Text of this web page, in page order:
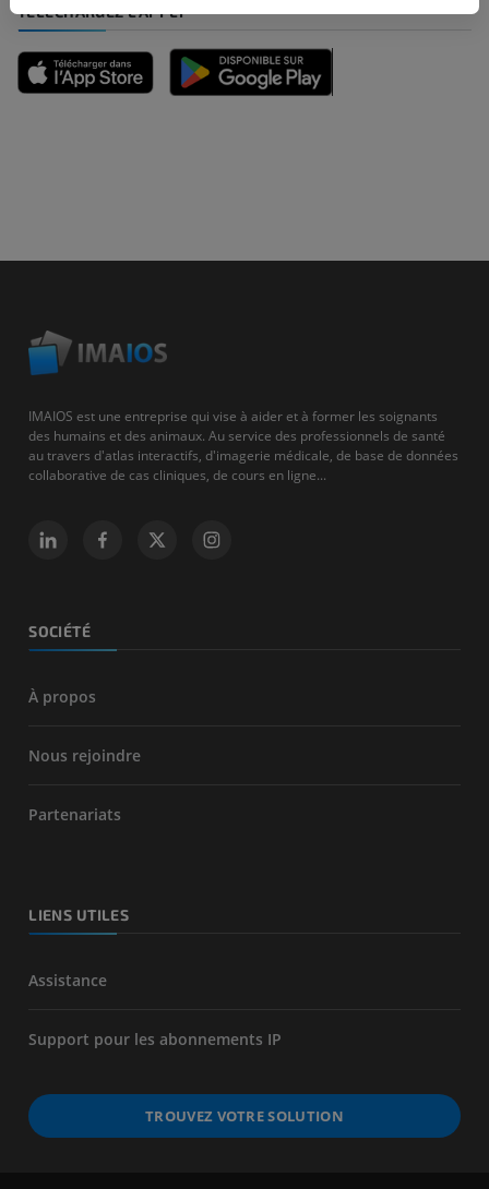
TÉLÉCHARGEZ L'APPLI
IMAIOS est une entreprise qui vise à aider et à former les soignants
des humains et des animaux. Au service des professionnels de santé
au travers d'atlas interactifs, d'imagerie médicale, de base de données
collaborative de cas cliniques, de cours en ligne...
SOCIÉTÉ
À propos
Nous rejoindre
Partenariats
LIENS UTILES
Assistance
Support pour les abonnements IP
TROUVEZ VOTRE SOLUTION